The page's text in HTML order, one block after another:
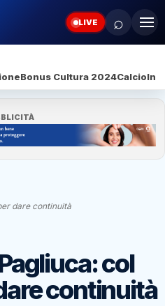
LIVE ⌕
Bonus Cultura 2024Calcio
dare continuità
col
continuità